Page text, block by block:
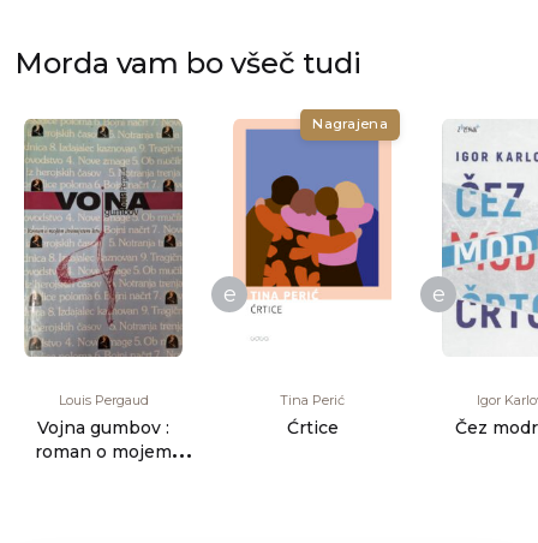
Morda vam bo všeč tudi
Louis Pergaud
Vojna gumbov :
roman o mojem
Nagrajena
e
Tina Perić
Ćrtice
e
Igor
Čez